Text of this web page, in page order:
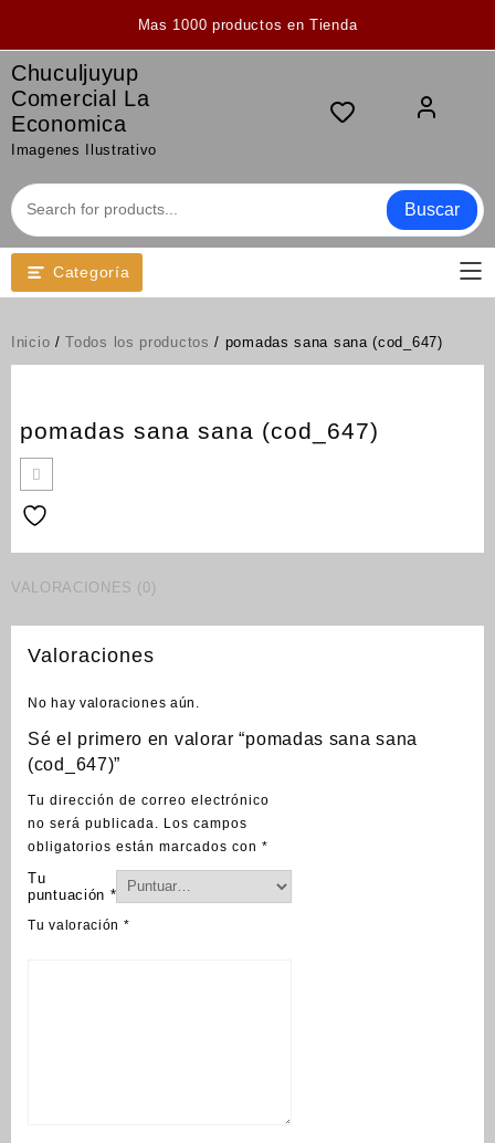
Mas 1000 productos en Tienda
Chuculjuyup
Comercial La
Economica
Imagenes Ilustrativo
Buscar
Categoría
Inicio /Todos los productos / pomadas sana sana (cod_647)
pomadas sana sana (cod_647)
VALORACIONES (0)
Valoraciones
No hay valoraciones aún.
Sé el primero en valorar “pomadas sana sana
(cod_647)”
Tu dirección de correo electrónico
no será publicada.
Los campos
obligatorios están marcados con *
Tu
puntuación *
Tu valoración *